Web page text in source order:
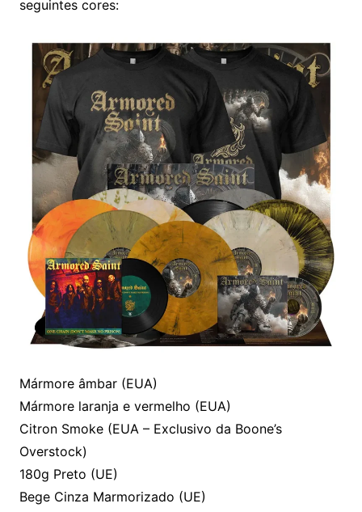
seguintes cores:
Mármore âmbar (EUA)
Mármore laranja e vermelho (EUA)
Citron Smoke (EUA – Exclusivo da Boone’s
Overstock)
180g Preto (UE)
Bege Cinza Marmorizado (UE)